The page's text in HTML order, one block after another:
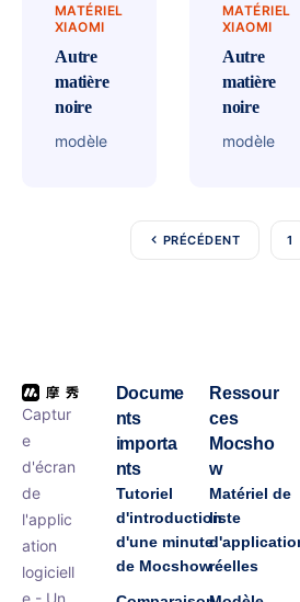
MATÉRIEL
XIAOMI
Autre
matière
noire
modèle
MATÉRIEL
XIAOMI
Autre
matière
noire
modèle
PRÉCÉDENT 1
Captur
e
d'écran
de
l'applic
ation
logiciell
e - Un
Docume
nts
importa
nts
Tutoriel
d'introduction
d'une minute
de Mocshow
Ressour
ces
Mocsho
w
Matériel de
liste
réelles